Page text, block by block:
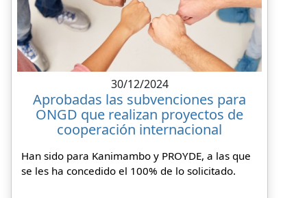
30/12/2024
Aprobadas las subvenciones para
ONGD que realizan proyectos de
cooperación internacional
Han sido para Kanimambo y PROYDE, a las que
se les ha concedido el 100% de lo solicitado.